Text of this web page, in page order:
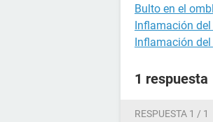
Bulto en el
Inflamación
Inflamación
1 respuesta
RESPUESTA 1 / 1